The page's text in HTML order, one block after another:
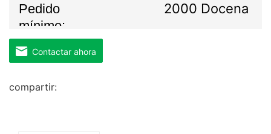
Pedido
mínimo:
2000 Docena
Tiempo de
entrega:
Transporte:
Contactar ahora
compartir: